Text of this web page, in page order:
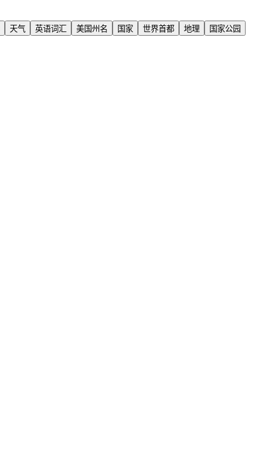
天气 英语词汇 美国州名 国家 世界首都 地理
国家公园